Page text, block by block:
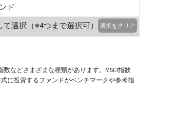
ド
選択（※4つまで選択可） 選択をクリア
などさまざまな種類があります。MSCI指数
に投資するファンドがベンチマークや参考指